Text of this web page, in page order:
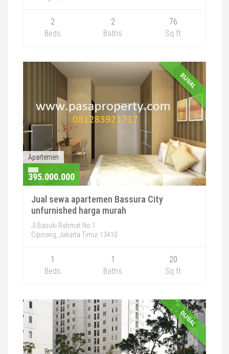
2
Beds
2
Baths
76
Sq ft
DIJUAL
Apartemen
395.000.000
Jual sewa apartemen Bassura City
unfurnished harga murah
Jl.Basuki Rahmat No.1
Cipinang, Jakarta Timur 13410
1
Beds
1
Baths
20
Sq ft
DIJUAL